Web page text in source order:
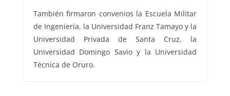
También firmaron convenios la Escuela Militar
de Ingeniería, la Universidad Franz Tamayo y la
Universidad Privada de Santa Cruz, la
Universidad Domingo Savio y la Universidad
Técnica de Oruro.